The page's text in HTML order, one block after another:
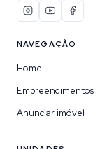
NAVEGAÇÃO
Home
Empreendimentos
Anunciar imóvel